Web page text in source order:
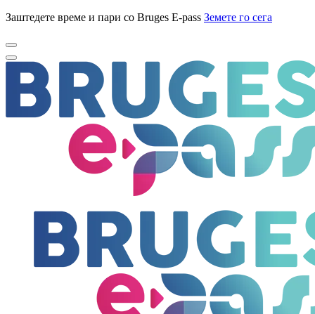
Заштедете време и пари со Bruges E-pass Земете го сега